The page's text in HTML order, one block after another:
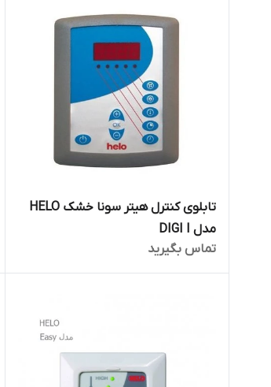
تابلوی کنترل هیتر سونا خشک HELO
مدل DIGI I
تماس بگیرید